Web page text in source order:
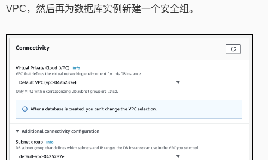
VPC，然后再为数据库实例新建一个安全组。